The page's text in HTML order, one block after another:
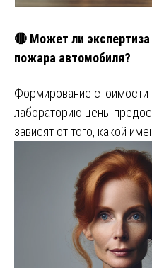
🔴 Может ли экспертиза
пожара автомобиля?
Формирование
лабораторию цены
зависят от того, какой